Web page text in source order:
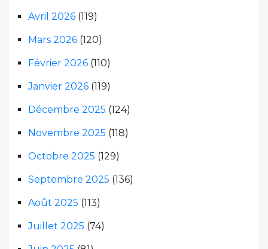
Avril 2026 (119)
Mars 2026 (120)
Février 2026 (110)
Janvier 2026 (119)
Décembre 2025 (124)
Novembre 2025 (118)
Octobre 2025 (129)
Septembre 2025 (136)
Août 2025 (113)
Juillet 2025 (74)